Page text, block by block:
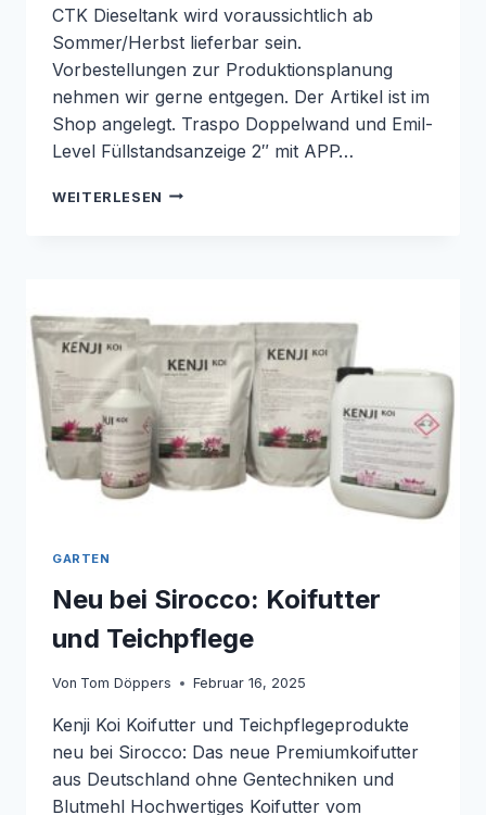
CTK Dieseltank wird voraussichtlich ab
Sommer/Herbst lieferbar sein.
Vorbestellungen zur Produktionsplanung
nehmen wir gerne entgegen. Der Artikel ist im
Shop angelegt. Traspo Doppelwand und Emil-
Level Füllstandsanzeige 2″ mit APP…
WEITERLESEN MOBILE
445CTK
GARTEN
Neu bei Sirocco: Koifutter
und Teichpflege
Von Tom Döppers Februar 16, 2025
Kenji Koi Koifutter und Teichpflegeprodukte
neu bei Sirocco: Das neue Premiumkoifutter
aus Deutschland ohne Gentechniken und
Blutmehl Hochwertiges Koifutter vom